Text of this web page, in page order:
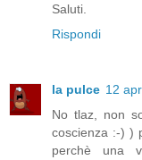
Saluti.
Rispondi
la pulce 12
No tlaz, non
coscienza :-) )
perchè una